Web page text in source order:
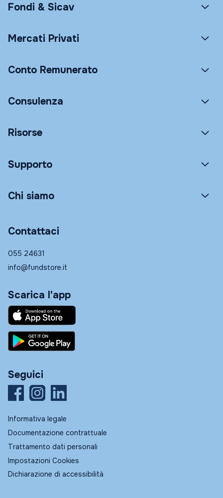
Fondi & Sicav
Mercati Privati
Conto Remunerato
Consulenza
Risorse
Supporto
Chi siamo
Contattaci
055 24631
info@fundstore.it
Scarica l'app
Seguici
Informativa legale
Documentazione contrattuale
Trattamento dati personali
Impostazioni Cookies
Dichiarazione di accessibilità